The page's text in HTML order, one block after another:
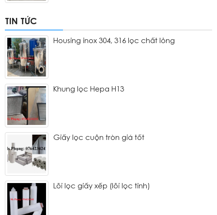
TIN TỨC
Housing inox 304, 316 lọc chất lỏng
Khung lọc Hepa H13
Giấy lọc cuộn tròn giá tốt
Lõi lọc giấy xếp (lõi lọc tinh)